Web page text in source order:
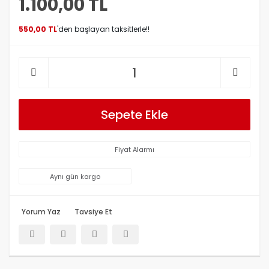
1.100,00 TL
550,00 TL'den başlayan taksitlerle!!
Sepete Ekle
Fiyat Alarmı
Aynı gün kargo
Yorum Yaz Tavsiye Et